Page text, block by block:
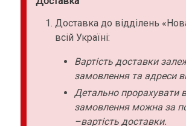
Доставка до відділень
всій Україні:
Вартість доставки
замовлення та адреси
Детально прорахувати
замовлення можна за
–вартість доставки.